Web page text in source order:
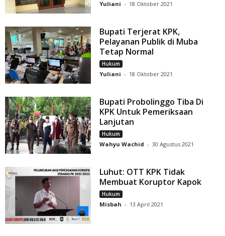
Yuliani - 18 Oktober 2021
Bupati Terjerat KPK,
Pelayanan Publik di Muba
Tetap Normal
Hukum
Yuliani - 18 Oktober 2021
Bupati Probolinggo Tiba Di
KPK Untuk Pemeriksaan
Lanjutan
Hukum
Wahyu Wachid - 30 Agustus 2021
Luhut: OTT KPK Tidak
Membuat Koruptor Kapok
Hukum
Misbah - 13 April 2021